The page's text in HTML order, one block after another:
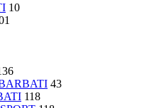
10
43
118